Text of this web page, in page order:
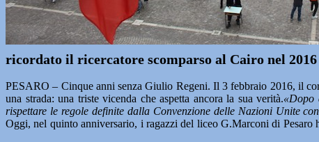
ricordato il ricercatore scomparso al Cairo nel 2016
PESARO – Cinque anni senza Giulio Regeni. Il 3 febbraio 2016, il
una strada: una triste vicenda che aspetta ancora la sua verità.«Dopo
rispettare le regole definite dalla Convenzione delle Nazioni Unite
Oggi, nel quinto anniversario, i ragazzi del liceo G.Marconi di Pesaro